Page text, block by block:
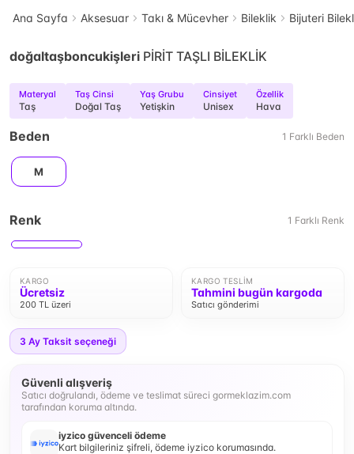
Ana Sayfa Aksesuar Takı & Mücevher Bileklik Bijuteri
doğaltaşboncukişleri PİRİT TAŞLI BİLEKLİK
Materyal
Taş
Taş Cinsi
Doğal Taş
Yaş Grubu
Yetişkin
Cinsiyet
Unisex
Özellik
Hava
Beden 1 Farklı Beden
M
Renk 1 Farklı Renk
KARGO
Ücretsiz
200 TL üzeri
KARGO TESLIM
Tahmini bugün kargoda
Satıcı gönderimi
3 Ay Taksit seçeneği
Güvenli alışveriş
Satıcı doğrulandı, ödeme ve teslimat süreci gormeklazim.com
tarafından koruma altında.
iyzico güvenceli ödeme
Kart bilgileriniz şifreli, ödeme iyzico korumasında.